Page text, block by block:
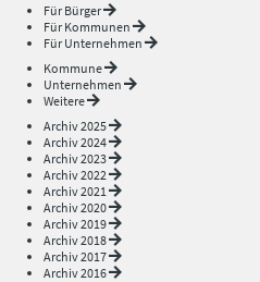
Für Bürger
Für Kommunen
Für Unternehmen
Kommune
Unternehmen
Weitere
Archiv 2025
Archiv 2024
Archiv 2023
Archiv 2022
Archiv 2021
Archiv 2020
Archiv 2019
Archiv 2018
Archiv 2017
Archiv 2016